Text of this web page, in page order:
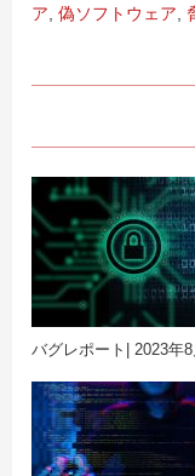
ア 偽ソフトウェア
バグレポート| 2023年8